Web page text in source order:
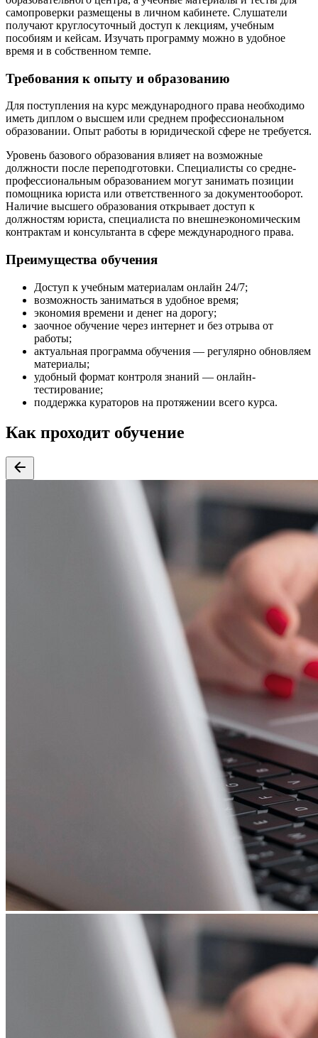
самопроверки размещены в личном кабинете. Слушатели
получают круглосуточный доступ к лекциям, учебным
пособиям и кейсам. Изучать программу можно в удобное
время и в собственном темпе.
Требования к опыту и образованию
Для поступления на курс международного права необходимо
иметь диплом о высшем или среднем профессиональном
образовании. Опыт работы в юридической сфере не требуется.
Уровень базового образования влияет на возможные
должности после переподготовки. Специалисты со средне-
профессиональным образованием могут занимать позиции
помощника юриста или ответственного за документооборот.
Наличие высшего образования открывает доступ к
должностям юриста, специалиста по внешнеэкономическим
контрактам и консультанта в сфере международного права.
Преимущества обучения
Доступ к учебным материалам онлайн 24/7;
возможность заниматься в удобное время;
экономия времени и денег на дорогу;
заочное обучение через интернет и без отрыва от
работы;
актуальная программа обучения — регулярно обновляем
материалы;
удобный формат контроля знаний — онлайн-
тестирование;
поддержка кураторов на протяжении всего курса.
Как проходит обучение